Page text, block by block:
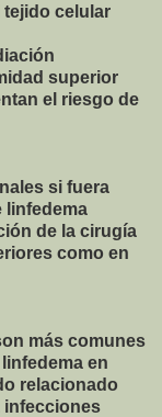
celular
superior
el riesgo de
si fuera
linfedema
de la cirugía
como en
más comunes
en
relacionado
infecciones